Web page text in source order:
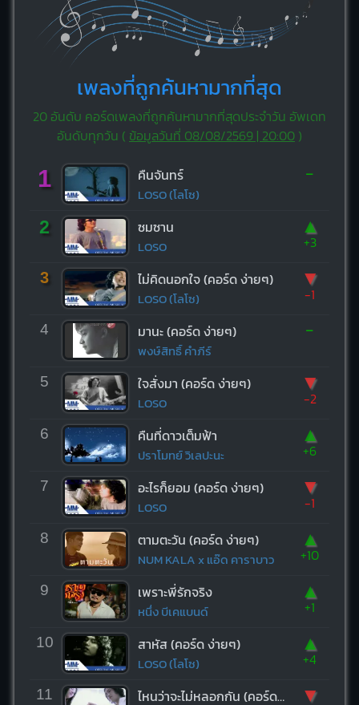
เพลงที่ถูกค้นหามากที่สุด
20 อันดับ คอร์ดเพลงที่ถูกค้นหามากที่สุดประจำวัน อัพเดท
อันดับทุกวัน ( ข้อมูลวันที่ 08/08/2569 | 20:00)
1 คืนจันทร์
LOSO (โลโซ)
-
2 ซมซาน
LOSO
▲
+3
3 ไม่คิดนอกใจ (คอร์ด ง่ายๆ)
LOSO (โลโซ)
▼
-1
4 มานะ (คอร์ด ง่ายๆ)
พงษ์สิทธิ์ คำภีร์
-
5 ใจสั่งมา (คอร์ด ง่ายๆ)
LOSO
▼
-2
6 คืนที่ดาวเต็มฟ้า
ปราโมทย์ วิเลปะนะ
▲
+6
7 อะไรก็ยอม (คอร์ด ง่ายๆ)
LOSO
▼
-1
8 ตามตะวัน (คอร์ด ง่ายๆ)
NUM KALA x แอ๊ด คาราบาว
▲
+10
9 เพราะพี่รักจริง
หนึ่ง บีเคแบนด์
▲
+1
10 สาหัส (คอร์ด ง่ายๆ)
LOSO (โลโซ)
▲
+4
11 ไหนว่าจะไม่หลอกกัน (คอร์ด ง่ายๆ) ▼